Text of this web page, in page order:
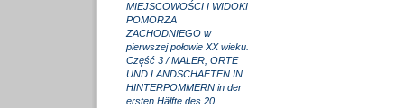
MIEJSCOWOŚCI I WIDOKI
POMORZA
ZACHODNIEGO w
pierwszej połowie XX wieku.
Część 3 / MALER, ORTE
UND LANDSCHAFTEN IN
HINTERPOMMERN in der
ersten Hälfte des 20.